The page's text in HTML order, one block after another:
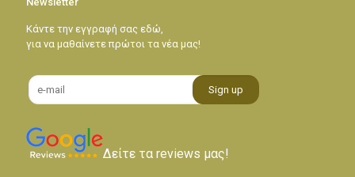
Κάντε την εγγραφή σας εδώ,
για να μαθαίνετε πρώτοι τα νέα μας!
Δείτε τα reviews μας!